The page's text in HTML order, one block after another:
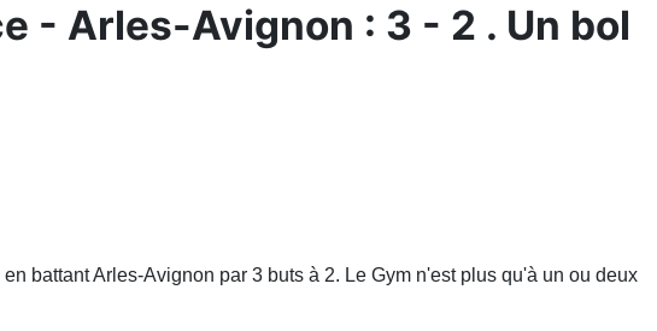
- Arles-Avignon : 3 - 2 . Un bol
battant Arles-Avignon par 3 buts à 2. Le Gym n'est plus qu'à un ou deux